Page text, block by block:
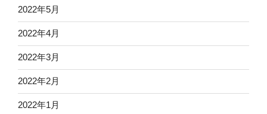
2022年5月
2022年4月
2022年3月
2022年2月
2022年1月